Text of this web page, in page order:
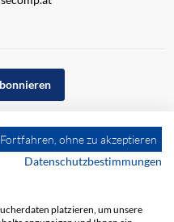
Fortfahren, ohne zu akzeptieren
Datenschutzbestimmungen
platzieren, um unsere